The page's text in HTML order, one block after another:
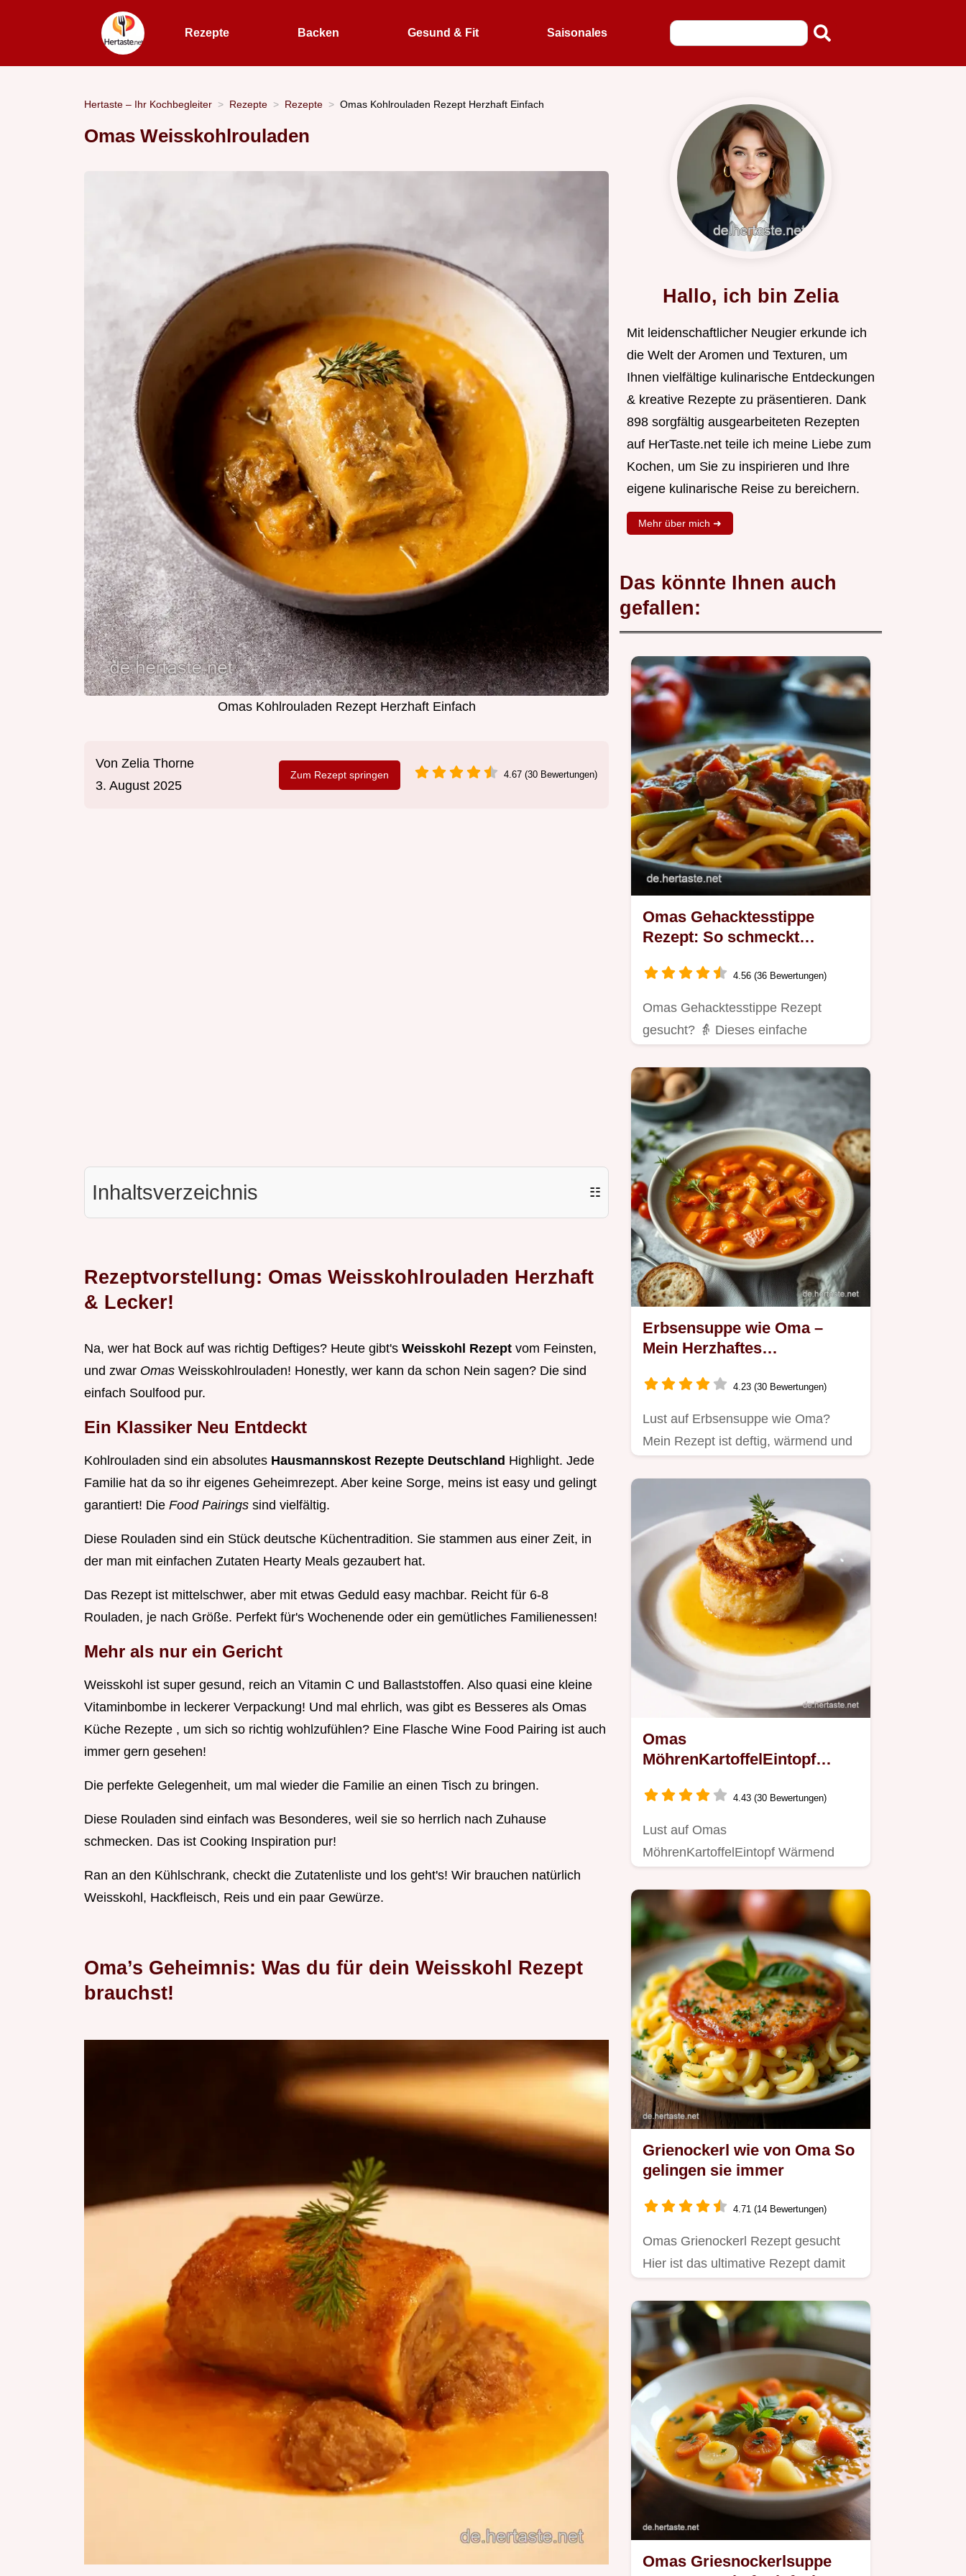
Rezepte Backen Gesund & Fit Saisonales
Hertaste – Ihr Kochbegleiter Rezepte Rezepte Omas Kohlrouladen Rezept Herzhaft Einfach
Omas Weisskohlrouladen
Omas Kohlrouladen Rezept Herzhaft Einfach
Von Zelia Thorne
3. August 2025
Zum Rezept springen 4.67 (30 Bewertungen)
Inhaltsverzeichnis ☷
Rezeptvorstellung: Omas Weisskohlrouladen Herzhaft
& Lecker!
Na, wer hat Bock auf was richtig Deftiges? Heute gibt's Weisskohl Rezept vom Feinsten,
und zwar Omas Weisskohlrouladen! Honestly, wer kann da schon Nein sagen? Die sind
einfach Soulfood pur.
Ein Klassiker Neu Entdeckt
Kohlrouladen sind ein absolutes Hausmannskost Rezepte Deutschland Highlight. Jede
Familie hat da so ihr eigenes Geheimrezept. Aber keine Sorge, meins ist easy und gelingt
garantiert! Die Food Pairings sind vielfältig.
Diese Rouladen sind ein Stück deutsche Küchentradition. Sie stammen aus einer Zeit, in
der man mit einfachen Zutaten Hearty Meals gezaubert hat.
Das Rezept ist mittelschwer, aber mit etwas Geduld easy machbar. Reicht für 6-8
Rouladen, je nach Größe. Perfekt für's Wochenende oder ein gemütliches Familienessen!
Mehr als nur ein Gericht
Weisskohl ist super gesund, reich an Vitamin C und Ballaststoffen. Also quasi eine kleine
Vitaminbombe in leckerer Verpackung! Und mal ehrlich, was gibt es Besseres als Omas
Küche Rezepte , um sich so richtig wohlzufühlen? Eine Flasche Wine Food Pairing ist auch
immer gern gesehen!
Die perfekte Gelegenheit, um mal wieder die Familie an einen Tisch zu bringen.
Diese Rouladen sind einfach was Besonderes, weil sie so herrlich nach Zuhause
schmecken. Das ist Cooking Inspiration pur!
Ran an den Kühlschrank, checkt die Zutatenliste und los geht's! Wir brauchen natürlich
Weisskohl, Hackfleisch, Reis und ein paar Gewürze.
Oma’s Geheimnis: Was du für dein Weisskohl Rezept
brauchst!
Hallo, ich bin Zelia
Mit leidenschaftlicher Neugier erkunde ich
die Welt der Aromen und Texturen, um
Ihnen vielfältige kulinarische Entdeckungen
& kreative Rezepte zu präsentieren. Dank
898 sorgfältig ausgearbeiteten Rezepten
auf HerTaste.net teile ich meine Liebe zum
Kochen, um Sie zu inspirieren und Ihre
eigene kulinarische Reise zu bereichern.
Mehr über mich ➜
Das könnte Ihnen auch
gefallen:
Omas Gehacktesstippe
Rezept: So schmeckt
4.56 (36 Bewertungen)
Omas Gehacktesstippe Rezept
gesucht? 👵 Dieses einfache
deftig,…
Erbsensuppe wie Oma –
Mein Herzhaftes
4.23 (30 Bewertungen)
Lust auf Erbsensuppe wie Oma?
Mein Rezept ist deftig, wärmend und
Omas
MöhrenKartoffelEintopf
4.43 (30 Bewertungen)
Lust auf Omas
MöhrenKartoffelEintopf Wärmend
für kalte Tage…
Grienockerl wie von Oma So
gelingen sie immer
4.71 (14 Bewertungen)
Omas Grienockerl Rezept gesucht
Hier ist das ultimative Rezept damit
Omas Griesnockerlsuppe